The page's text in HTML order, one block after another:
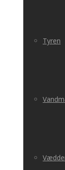
Tyren